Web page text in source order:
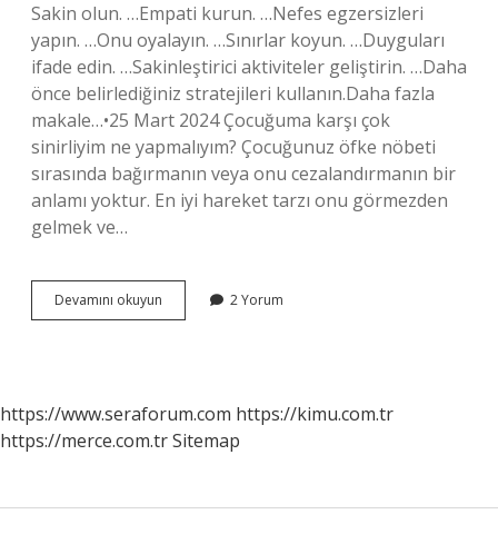
Sakin olun. …Empati kurun. …Nefes egzersizleri
yapın. …Onu oyalayın. …Sınırlar koyun. …Duyguları
ifade edin. …Sakinleştirici aktiviteler geliştirin. …Daha
önce belirlediğiniz stratejileri kullanın.Daha fazla
makale…•25 Mart 2024 Çocuğuma karşı çok
sinirliyim ne yapmalıyım? Çocuğunuz öfke nöbeti
sırasında bağırmanın veya onu cezalandırmanın bir
anlamı yoktur. En iyi hareket tarzı onu görmezden
gelmek ve…
Devamını okuyun
Sinirlenen
2 Yorum
https://www.seraforum.com https://kimu.com.tr
https://merce.com.trSitemap